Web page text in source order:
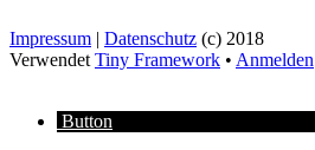
Impressum | Datenschutz (c) 2018
VerwendetTiny Framework • Anmelden
Button